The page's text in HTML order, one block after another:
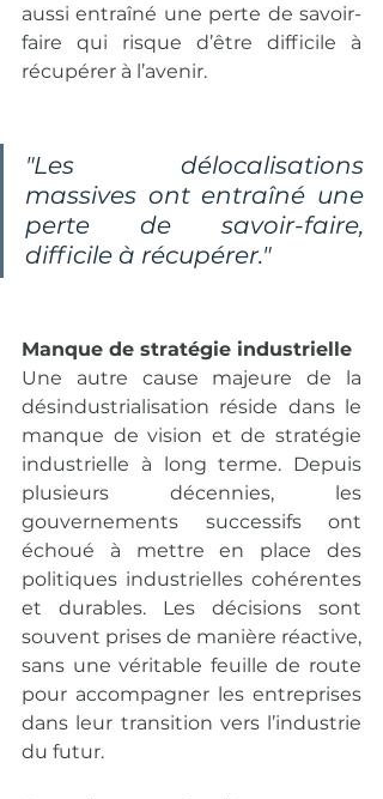
aussi entraîné une perte de savoir-
faire qui risque d’être difficile à
récupérer à l’avenir.
"Les délocalisations
massives ont entraîné une
perte de savoir-faire,
difficile à récupérer."
Manque de stratégie industrielle
Une autre cause majeure de la
désindustrialisation réside dans le
manque de vision et de stratégie
industrielle à long terme. Depuis
plusieurs décennies, les
gouvernements successifs ont
échoué à mettre en place des
politiques industrielles cohérentes
et durables. Les décisions sont
souvent prises de manière réactive,
sans une véritable feuille de route
pour accompagner les entreprises
dans leur transition vers l’industrie
du futur.